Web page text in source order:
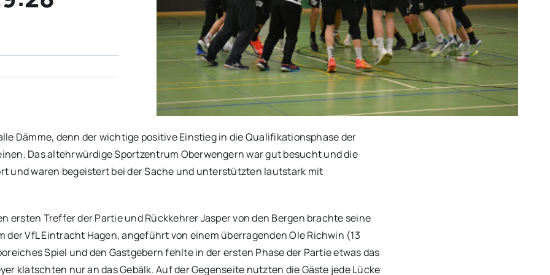
Dämme, denn der wichtige positive Einstieg in die Qualifikationsphase der
Das altehrwürdige Sportzentrum Oberwengern war gut besucht und die
und waren begeistert bei der Sache und unterstützten lautstark mit
ersten Treffer der Partie und Rückkehrer Jasper von den Bergen brachte seine
VfL Eintracht Hagen, angeführt von einem überragenden Ole Richwin (13
Spiel und den Gastgebern fehlte in der ersten Phase der Partie etwas das
klatschten nur an das Gebälk. Auf der Gegenseite nutzten die Gäste jede Lücke